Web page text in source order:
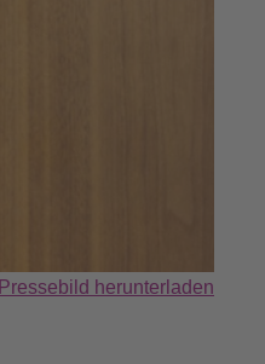
Pressebild herunterladen